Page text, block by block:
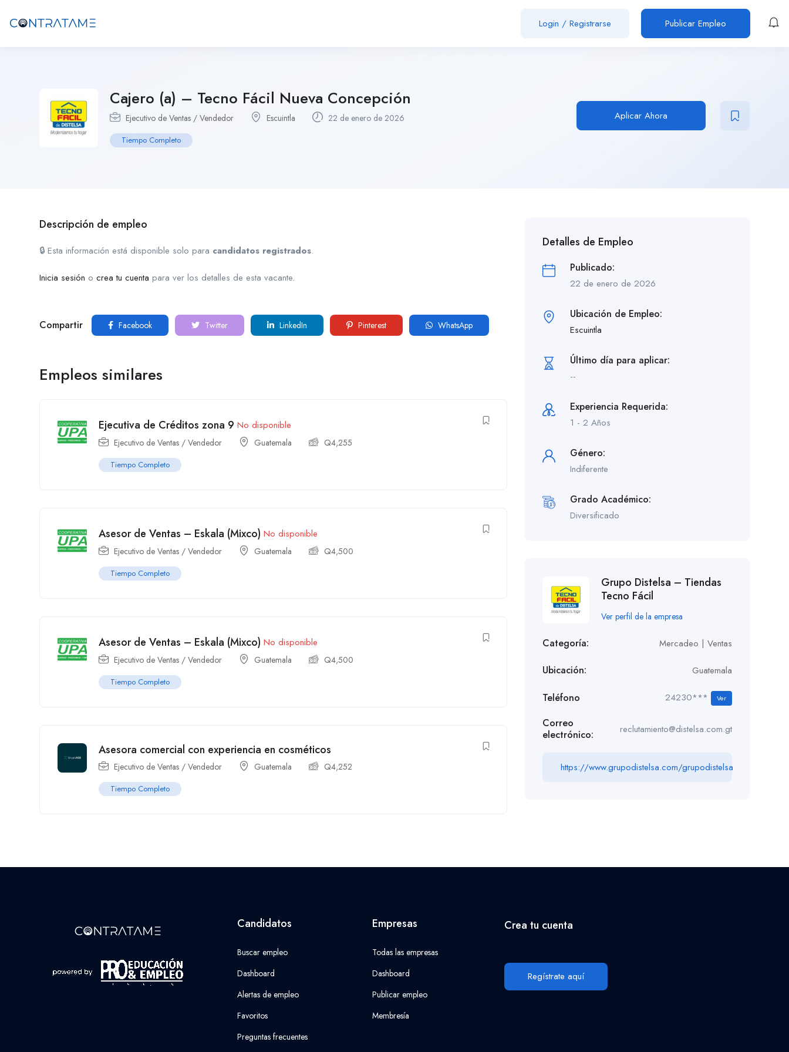
Login / Registrarse Publicar Empleo
Cajero (a) – Tecno Fácil Nueva Concepción
Ejecutivo de Ventas / Vendedor Escuintla 22 de enero de 2026
Tiempo Completo
Aplicar Ahora
Descripción de empleo
🔒 Esta información está disponible solo para candidatos registrados.
Inicia sesión o crea tu cuenta para ver los detalles de esta vacante.
Compartir Facebook Twitter LinkedIn Pinterest WhatsApp
Empleos similares
Ejecutiva de Créditos zona 9 No disponible
Ejecutivo de Ventas / Vendedor Guatemala Q4,255
Tiempo Completo
Asesor de Ventas – Eskala (Mixco) No disponible
Ejecutivo de Ventas / Vendedor Guatemala Q4,500
Tiempo Completo
Asesor de Ventas – Eskala (Mixco) No disponible
Ejecutivo de Ventas / Vendedor Guatemala Q4,500
Tiempo Completo
Asesora comercial con experiencia en cosméticos
Ejecutivo de Ventas / Vendedor Guatemala Q4,252
Tiempo Completo
Detalles de Empleo
Publicado:
22 de enero de 2026
Ubicación de Empleo:
Escuintla
Último día para aplicar:
--
Experiencia Requerida:
1 - 2 Años
Género:
Indiferente
Grado Académico:
Diversificado
Grupo Distelsa – Tiendas
Tecno Fácil
Ver perfil de la empresa
Categoría: Mercadeo | Ventas
Ubicación: Guatemala
Teléfono 24230*** Ver
Correo
electrónico:
reclutamiento@distelsa.com.gt
https://www.grupodistelsa.com/grupodistelsa
Candidatos
Buscar empleo
Dashboard
Alertas de empleo
Favoritos
Preguntas frecuentes
Empresas
Todas las empresas
Dashboard
Publicar empleo
Membresía
Crea tu cuenta
Regístrate aquí